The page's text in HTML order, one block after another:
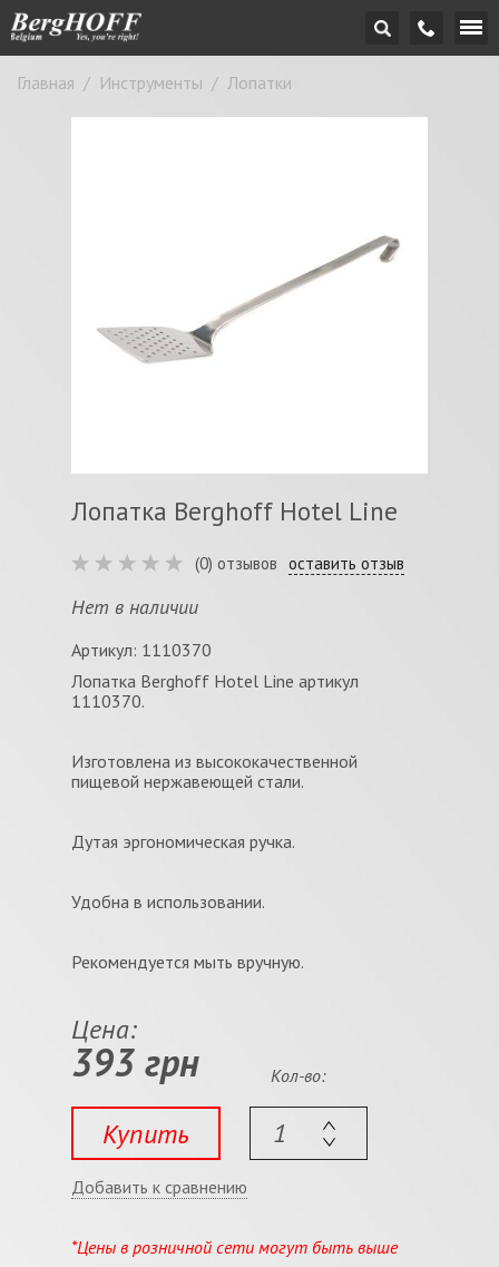
Главная / Инструменты / Лопатки
Лопатка Berghoff Hotel Line
(0) отзывов оставить отзыв
Нет в наличии
Артикул: 1110370
Лопатка Berghoff Hotel Line артикул
1110370.
Изготовлена из высококачественной
пищевой нержавеющей стали.
Дутая эргономическая ручка.
Удобна в использовании.
Рекомендуется мыть вручную.
Цена:
393 грн
Купить
Кол-во:
Добавить к сравнению
*Цены в розничной сети могут быть выше